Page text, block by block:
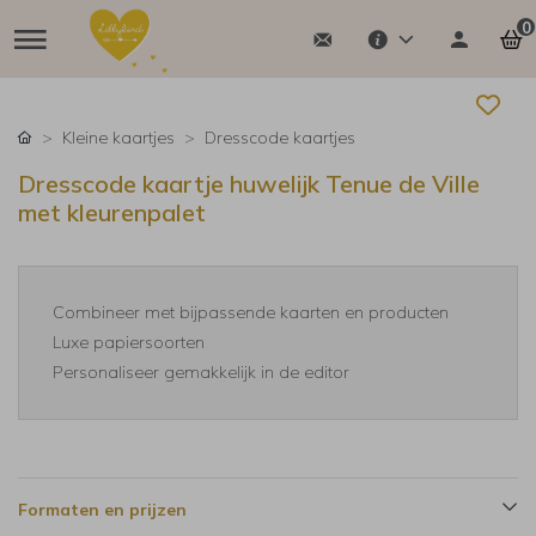
0
Kleine kaartjes Dresscode kaartjes
Dresscode kaartje huwelijk Tenue de Ville
met kleurenpalet
Combineer met bijpassende kaarten en producten
Luxe papiersoorten
Personaliseer gemakkelijk in de editor
Formaten en prijzen